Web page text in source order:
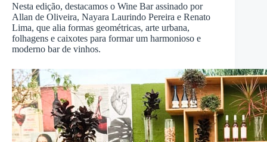
Nesta edição, destacamos o Wine Bar assinado por
Allan de Oliveira, Nayara Laurindo Pereira e Renato
Lima, que alia formas geométricas, arte urbana,
folhagens e caixotes para formar um harmonioso e
moderno bar de vinhos.